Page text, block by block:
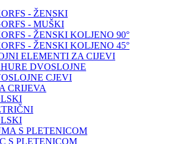
- ŽENSKI
- MUŠKI
- ŽENSKI KOLJENO 90°
- ŽENSKI KOLJENO 45°
ELEMENTI ZA CIJEVI
DVOSLOJNE
CJEVI
CRIJEVA
S PLETENICOM
S PLETENICOM